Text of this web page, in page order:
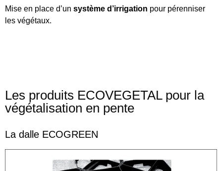
Mise en place d’un système d’irrigation pour pérenniser
les végétaux.
Les produits ECOVEGETAL pour la
végétalisation en pente
La dalle ECOGREEN